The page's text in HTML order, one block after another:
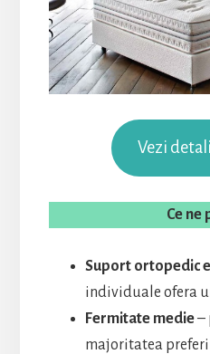
Vezi
Ce ne
Suport ortopedic
individuale ofera
Fermitate medie–
majoritatea